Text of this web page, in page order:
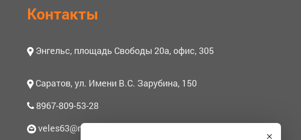
Контакты
Энгельс, площадь Свободы 20а, офис, 305
Саратов, ул. Имени В.С. Зарубина, 150
8967-809-53-28
veles63@mail.ru